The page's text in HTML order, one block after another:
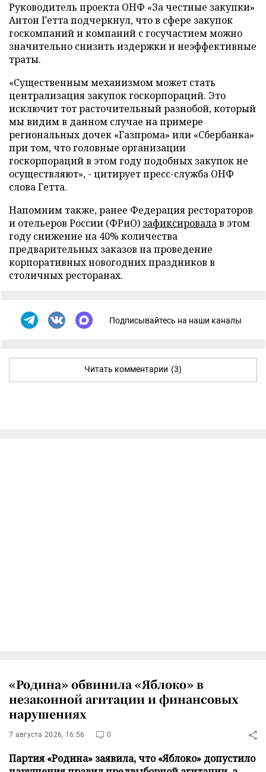
Руководитель проекта ОНФ «За честные закупки»
Антон Гетта подчеркнул, что в сфере закупок
госкомпаний и компаний с госучастием можно
значительно снизить издержки и неэффективные
траты.
«Существенным механизмом может стать
централизация закупок госкорпораций. Это
исключит тот расточительный разнобой, который
мы видим в данном случае на примере
региональных дочек «Газпрома» или «Сбербанка»
при том, что головные организации
госкорпораций в этом году подобных закупок не
осуществляют», - цитирует пресс-служба ОНФ
слова Гетта.
Напомним также, ранее Федерация рестораторов
и отельеров России (ФРиО) зафиксировалав этом
году снижение на 40% количества
предварительных заказов на проведение
корпоративных новогодних праздников в
столичных ресторанах.
Подписывайтесь на наши каналы
Читать комментарии (3)
«Родина» обвинила «Яблоко» в
незаконной агитации и финансовых
нарушениях
7 августа 2026, 16:56 0
Партия «Родина» заявила, что «Яблоко» допустило